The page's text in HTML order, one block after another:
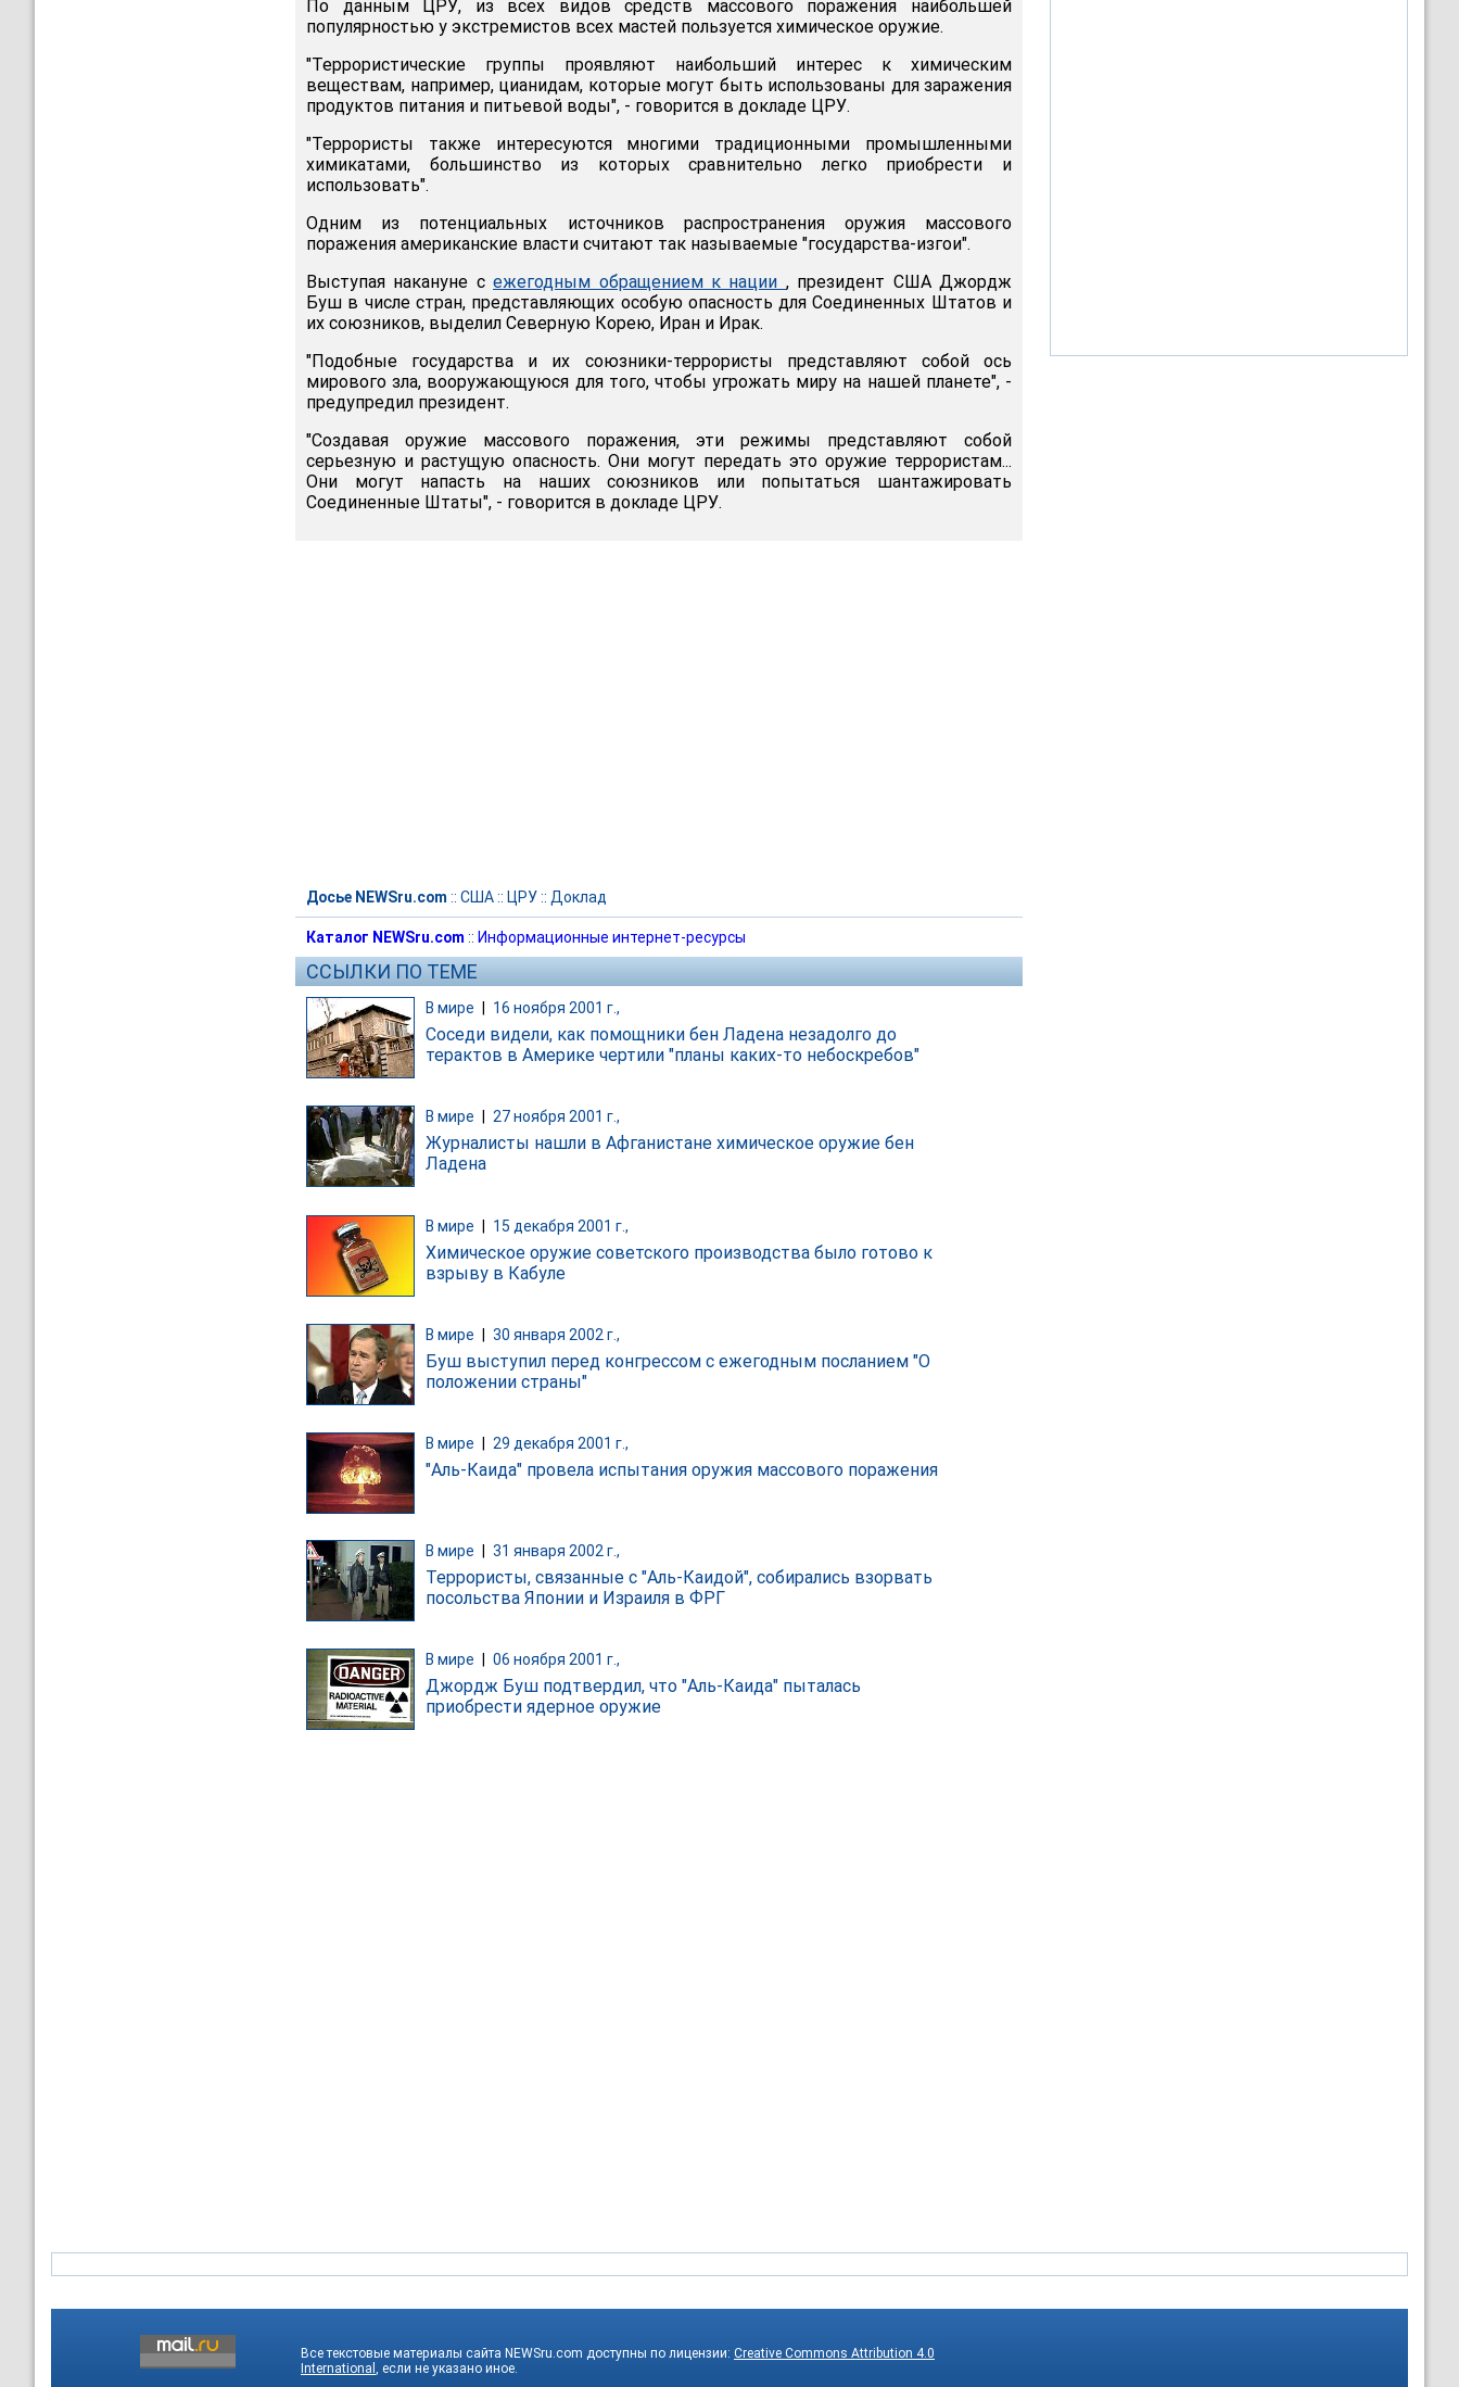
По данным ЦРУ, из всех видов средств массового поражения наибольшей
популярностью у экстремистов всех мастей пользуется химическое оружие.
"Террористические группы проявляют наибольший интерес к химическим
веществам, например, цианидам, которые могут быть использованы для заражения
продуктов питания и питьевой воды", - говорится в докладе ЦРУ.
"Террористы также интересуются многими традиционными промышленными
химикатами, большинство из которых сравнительно легко приобрести и
использовать".
Одним из потенциальных источников распространения оружия массового
поражения американские власти считают так называемые "государства-изгои".
Выступая накануне сежегодным обращением к нации , президент США Джордж
Буш в числе стран, представляющих особую опасность для Соединенных Штатов и
их союзников, выделил Северную Корею, Иран и Ирак.
"Подобные государства и их союзники-террористы представляют собой ось
мирового зла, вооружающуюся для того, чтобы угрожать миру на нашей планете", -
предупредил президент.
"Создавая оружие массового поражения, эти режимы представляют собой
серьезную и растущую опасность. Они могут передать это оружие террористам...
Они могут напасть на наших союзников или попытаться шантажировать
Соединенные Штаты", - говорится в докладе ЦРУ.
Досье NEWSru.com :: США:: ЦРУ:: Доклад
Каталог NEWSru.com :: Информационные интернет-ресурсы
ССЫЛКИ ПО ТЕМЕ
В мире 16 ноября 2001 г.,
Соседи видели, как помощники бен Ладена незадолго до
терактов в Америке чертили "планы каких-то небоскребов"
В мире 27 ноября 2001 г.,
Журналисты нашли в Афганистане химическое оружие бен
Ладена
В мире | 15 декабря 2001 г.,
Химическое оружие советского производства было готово к
взрыву в Кабуле
В мире 30 января 2002 г.,
Буш выступил перед конгрессом с ежегодным посланием "О
положении страны"
В мире 29 декабря 2001 г.,
"Аль-Каида" провела испытания оружия массового поражения
В мире 31 января 2002 г.,
Террористы, связанные с "Аль-Каидой", собирались взорвать
посольства Японии и Израиля в ФРГ
В мире 06 ноября 2001 г.,
Джордж Буш подтвердил, что "Аль-Каида" пыталась
приобрести ядерное оружие
Все текстовые материалы сайта NEWSru.com доступны по лицензии: Creative Commons Attribution 4.0
International
, если не указано иное.